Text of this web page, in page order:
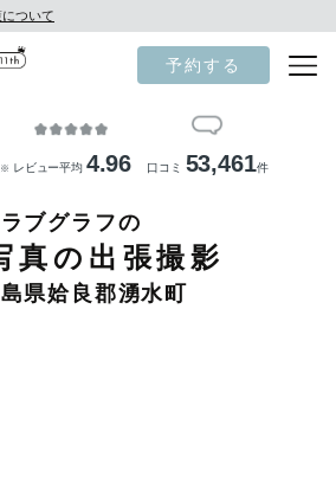
について
予約する
※ レビュー平均 4.96 口コミ 53,461件
ラブグラフの
真の出張撮影
県姶良郡湧水町